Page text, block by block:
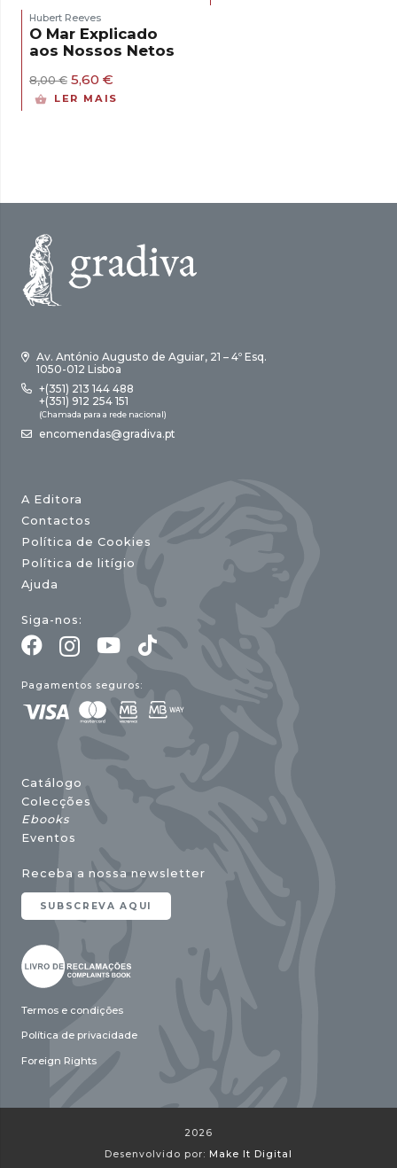
Hubert Reeves
O Mar Explicado
aos Nossos Netos
8,00€ O
preço
5,60 €
preço
LER MAIS
Av. António Augusto de Aguiar, 21 – 4º Esq.
1050-012 Lisboa
+(351) 213 144 488
+(351) 912 254 151
(Chamada para a rede nacional)
encomendas@gradiva.pt
A Editora
Contactos
Política de Cookies
Política de litígio
Ajuda
Siga-nos:
Pagamentos seguros:
Catálogo
Colecções
Ebooks
Eventos
Receba a nossa newsletter
SUBSCREVA AQUI
Termos e condições
Política de privacidade
Foreign Rights
2026
Desenvolvido por: Make It Digital